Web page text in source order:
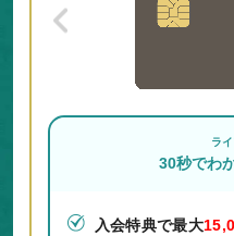
ラ
30秒でわ
入会特典で最大